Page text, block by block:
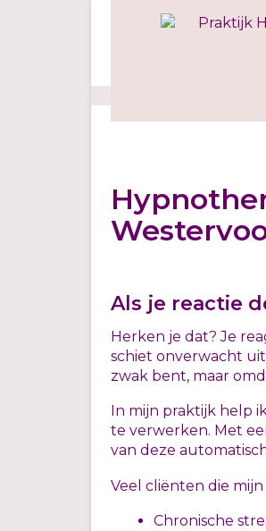
Als je reactie
Herken je dat? Je
schiet onverwacht
zwak bent, maar
In mijn praktijk help
te verwerken. Met
van deze
Veel cliënten die
Chronische